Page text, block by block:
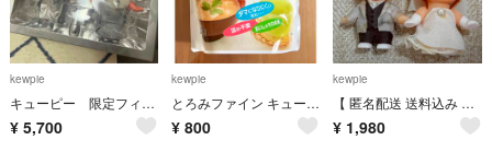
kewpie
キューピー 限定フィギュア
¥ 5,700
kewpie
とろみファイン キューピー 300g 介護用
¥ 800
kewpie
【 匿名配送 送料込み 】 キューピー ブライダル コスチューム 【２点セット】
¥ 1,980